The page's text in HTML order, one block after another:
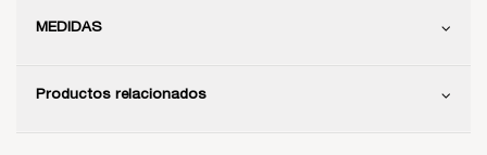
MEDIDAS
Productos relacionados